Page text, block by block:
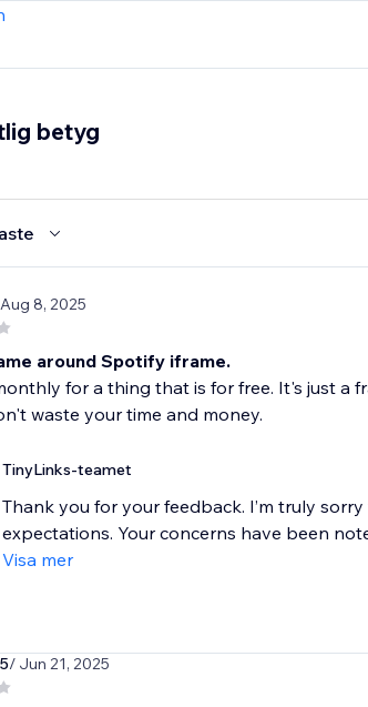
betyg
8, 2025
around Spotify iframe.
for a thing that is for free. It's just a
waste your time and money.
TinyLinks-teamet
Thank you for your feedback. I’m truly
expectations. Your concerns have been
Visa mer
/ Jun 21, 2025